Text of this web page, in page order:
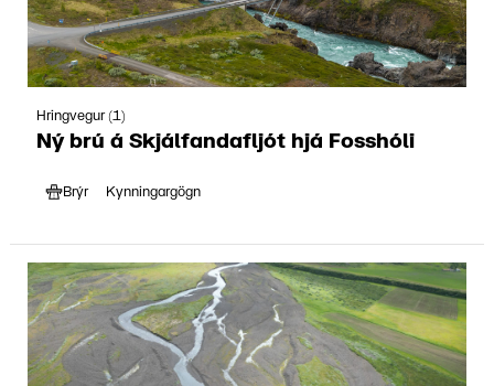
Hringvegur (1)
Ný brú á Skjálfandafljót hjá Fosshóli
Brýr Kynningargögn